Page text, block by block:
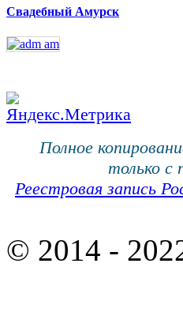
Свадебный Амурск
Полное
только с
Реестровая запись
© 2014 -